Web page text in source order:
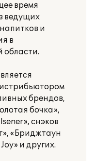
время
ведущих
и
в
области.
брендов,
бочка»,
снэков
«Бриджтаун
и других.